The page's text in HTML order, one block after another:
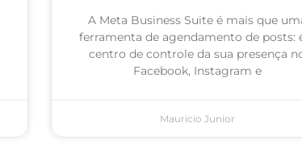
A Meta Business Suite é mais que
ferramenta de agendamento de posts:
centro de controle da sua presença
Facebook, Instagram e
Mauricio Junior